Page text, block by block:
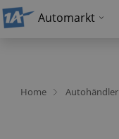
Automarkt
Home Autohändler